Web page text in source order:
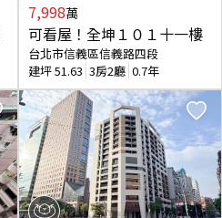
7,998萬
可看屋！全坤１０１十一樓
台北市信義區信義路四段
建坪51.63 3房2廳 0.7年